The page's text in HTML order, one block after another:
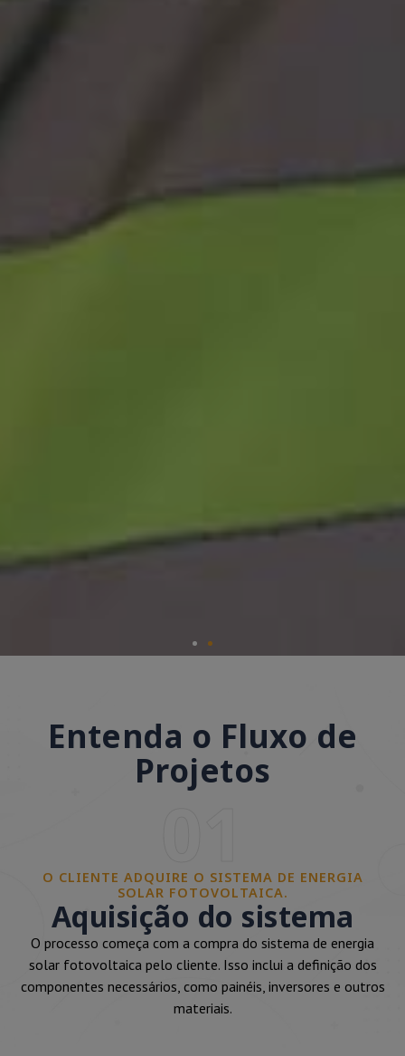
Entenda o Fluxo de
Projetos
O CLIENTE ADQUIRE O SISTEMA DE ENERGIA
SOLAR FOTOVOLTAICA.
Aquisição do sistema
O processo começa com a compra do sistema de energia
solar fotovoltaica pelo cliente. Isso inclui a definição dos
componentes necessários, como painéis, inversores e outros
materiais.